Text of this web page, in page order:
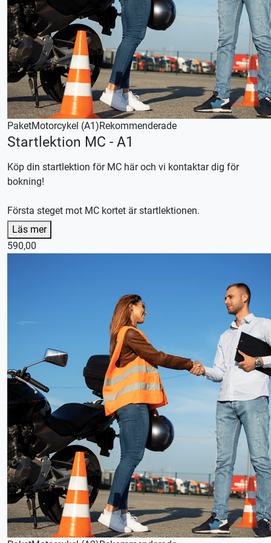
Vid önskemål om betalning via faktura, vänligen kontakta
trafikskolan så hjälper vi er.
PaketMotorcykel (A1)Rekommenderade
Startlektion MC - A1
Köp din startlektion för MC här och vi kontaktar dig för
bokning!
Första steget mot MC kortet är startlektionen.
Börja övningsköra med en startlektion, oavsett om du
önskar ta hela körutbildningen hos oss, kör med en privat
handledare eller en kombination av båda.
Denna lektion utförs med en Lätt MC (A1), körkortstillstånd
krävs. Utebliven närvaro debiteras enligt STR praxis.
OBS! Minderåriga behöver målsmans godkännande för att
få delta på körlektioner.
Kontakta oss för bokning eller logga in på appen TABS Elev
alternativt tctabs.se.
Vid önskemål om betalning via faktura, vänligen kontakta
trafikskolan så hjälper vi er.
Läs mer
590,00